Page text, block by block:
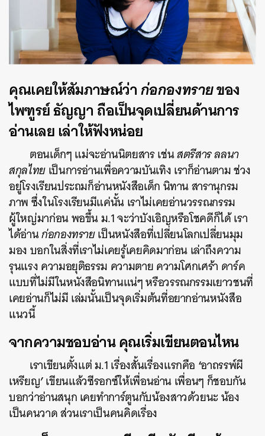
คุณเคยให้สัมภาษณ์ว่าก่อกองทรายของ
ไพฑูรย์ ธัญญา ถือเป็นจุดเปลี่ยนด้านการ
อ่านเลย เล่าให้ฟังหน่อย
ตอนเด็กๆ แม่จะอ่านนิตยสาร เช่นสตรีสาร ลลนา
สกุลไทยเป็นการอ่านเพื่อความบันเทิง เราก็อ่านตาม ช่วง
อยู่โรงเรียนประถมก็อ่านหนังสือเด็ก นิทาน สารานุกรม
ภาพ ซึ่งในโรงเรียนมีแค่นั้น เราไม่เคยอ่านวรรณกรรม
ผู้ใหญ่มาก่อน พอขึ้น ม.1 จะว่าบังเอิญหรือโชคดีก็ได้ เรา
ได้อ่านก่อกองทรายเป็นหนังสือที่เปลี่ยนโลกเปลี่ยนมุม
มอง บอกในสิ่งที่เราไม่เคยรู้เคยคิดมาก่อน เล่าถึงความ
รุนแรง ความอยุติธรรม ความตาย ความโศกเศร้า ดาร์ค
แบบที่ไม่มีในหนังสือนิทานแน่ๆ หรือวรรณกรรมเยาวชนที่
เคยอ่านก็ไม่มี เล่มนั้นเป็นจุดเริ่มต้นที่อยากอ่านหนังสือ
แนวนี้
จากความชอบอ่าน คุณเริ่มเขียนตอนไหน
เราเขียนตั้งแต่ ม.1 เรื่องสั้นเรื่องแรกคือ ‘อาถรรพ์ผี
เหรียญ’เขียนแล้วซีรอกซ์ให้เพื่อนอ่าน เพื่อนๆ ก็ชอบกัน
บอกว่าอ่านสนุก เคยทำการ์ตูนกับน้องสาวด้วยนะ น้อง
เป็นคนวาด ส่วนเราเป็นคนคิดเรื่อง